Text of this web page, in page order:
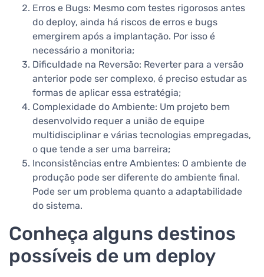
Erros e Bugs: Mesmo com testes rigorosos antes
do deploy, ainda há riscos de erros e bugs
emergirem após a implantação. Por isso é
necessário a monitoria;
Dificuldade na Reversão: Reverter para a versão
anterior pode ser complexo, é preciso estudar as
formas de aplicar essa estratégia;
Complexidade do Ambiente: Um projeto bem
desenvolvido requer a união de equipe
multidisciplinar e várias tecnologias empregadas,
o que tende a ser uma barreira;
Inconsistências entre Ambientes: O ambiente de
produção pode ser diferente do ambiente final.
Pode ser um problema quanto a adaptabilidade
do sistema.
Conheça alguns destinos
possíveis de um deploy